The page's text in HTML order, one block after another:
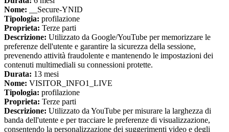
Nome: __Secure-YNID
Tipologia: profilazione
Proprieta: Terze parti
Descrizione: Utilizzato da Google/YouTube per memorizzare le
preferenze dell'utente e garantire la sicurezza della sessione,
prevenendo attività fraudolente e mantenendo le impostazioni dei
contenuti multimediali su connessioni protette.
Durata: 13 mesi
Nome: VISITOR_INFO1_LIVE
Tipologia: profilazione
Proprieta: Terze parti
Descrizione: Utilizzato da YouTube per misurare la larghezza di
banda dell'utente e per tracciare le preferenze di visualizzazione,
consentendo la personalizzazione dei suggerimenti video e degli